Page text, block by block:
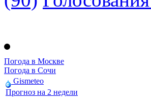
Погода в Москве
Погода в Сочи
Gismeteo
Прогноз на 2 недели